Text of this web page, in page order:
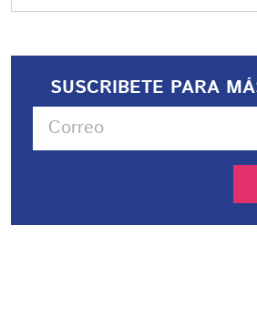
SUSCRIBETE PARA